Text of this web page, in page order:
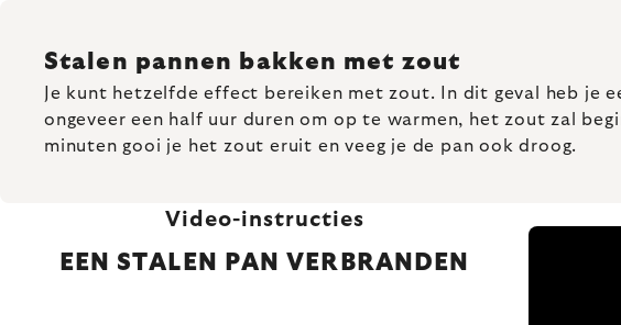
Stalen pannen bakken met zout
Je kunt hetzelfde effect bereiken met zout. In dit geval heb je
ongeveer een half uur duren om op te warmen, het zout zal
minuten gooi je het zout eruit en veeg je de pan ook droog.
Video-instructies
EEN STALEN PAN VERBRANDEN